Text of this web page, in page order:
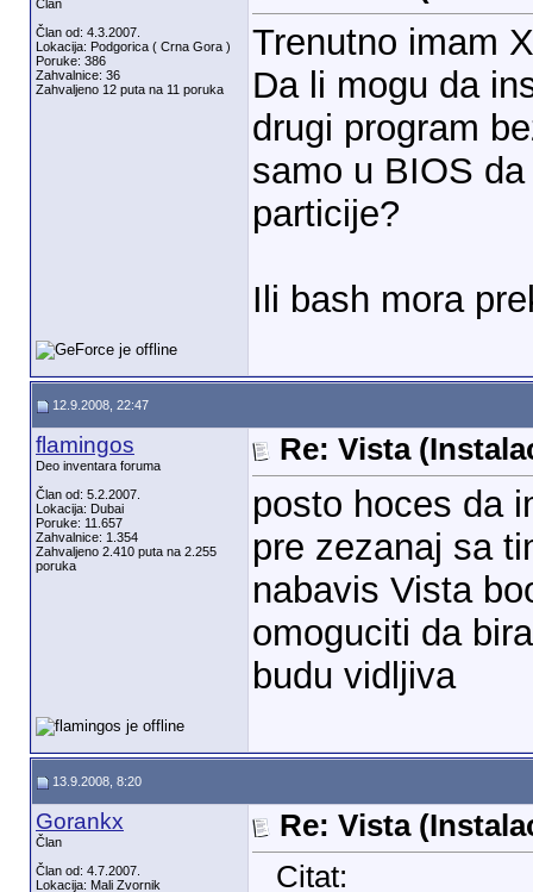
Član
Član od: 4.3.2007.
Lokacija: Podgorica ( Crna Gora )
Poruke: 386
Zahvalnice: 36
Zahvaljeno 12 puta na 11 poruka
Trenutno imam
Da li mogu da
drugi program
samo u BIOS
particije?
Ili bash mora
12.9.2008, 22:47
flamingos
Deo inventara foruma
Član od: 5.2.2007.
Lokacija: Dubai
Poruke: 11.657
Zahvalnice: 1.354
Zahvaljeno 2.410 puta na 2.255
poruka
Re: Vista
posto hoces da
pre zezanaj sa
nabavis Vista
omoguciti da
budu vidljiva
13.9.2008, 8:20
Gorankx
Član
Član od: 4.7.2007.
Lokacija: Mali Zvornik
Re: Vista
Citat: